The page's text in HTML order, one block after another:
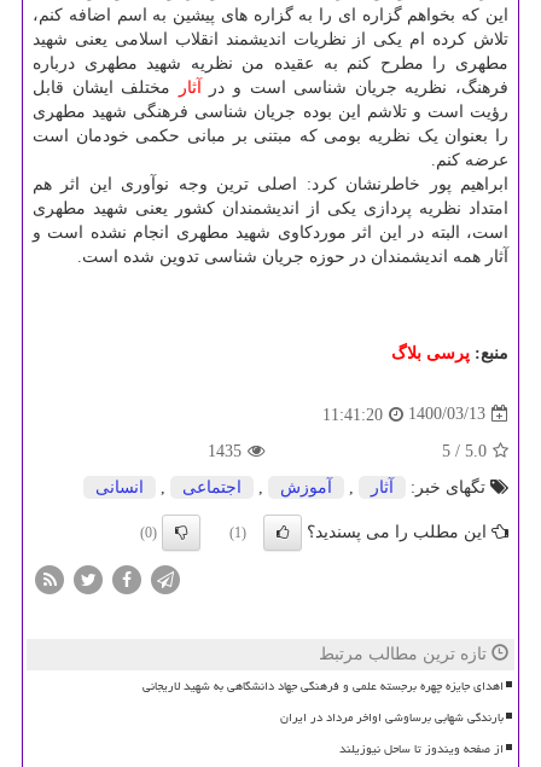
این که بخواهم گزاره ای را به گزاره های پیشین به اسم اضافه کنم،
تلاش کرده ام یکی از نظریات اندیشمند انقلاب اسلامی یعنی شهید
مطهری را مطرح کنم به عقیده من نظریه شهید مطهری درباره
فرهنگ، نظریه جریان شناسی است و در
آثار
مختلف ایشان قابل
رؤیت است و تلاشم این بوده جریان شناسی فرهنگی شهید مطهری
را بعنوان یک نظریه بومی که مبتنی بر مبانی حکمی خودمان است
عرضه کنم.
ابراهیم پور خاطرنشان کرد: اصلی ترین وجه نوآوری این اثر هم
امتداد نظریه پردازی یکی از اندیشمندان کشور یعنی شهید مطهری
است، البته در این اثر موردکاوی شهید مطهری انجام نشده است و
آثار همه اندیشمندان در حوزه جریان شناسی تدوین شده است.
منبع: پرسی بلاگ
1400/03/13
11:41:20
5.0
/ 5
1435
تگهای خبر:
آثار , آموزش , اجتماعی , انسانی
این مطلب را می پسندید؟ (1)
(0)
تازه ترین مطالب مرتبط
اهدای جایزه چهره برجسته علمی و فرهنگی جهاد دانشگاهی به شهید لاریجانی
بارندگی شهابی برساوشی اواخر مرداد در ایران
از صفحه ویندوز تا ساحل نیوزیلند